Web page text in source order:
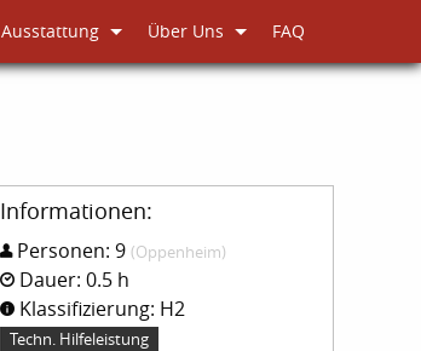
Ausstattung Über Uns FAQ
Informationen:
Personen: 9 (Oppenheim)
Dauer: 0.5 h
Klassifizierung: H2
Techn. Hilfeleistung